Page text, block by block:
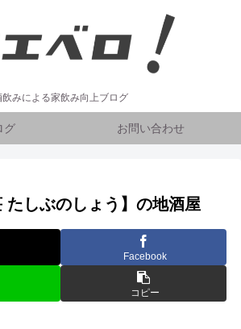
飲みによる家飲み向上ブログ
グ お問い合わせ
たしぶのしょう】の地酒屋
Facebook
コピー